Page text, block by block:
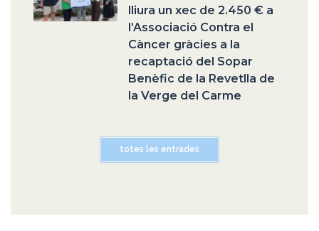
lliura un xec de 2.450 € a
l’Associació Contra el
Càncer gràcies a la
recaptació del Sopar
Benèfic de la Revetlla de
la Verge del Carme
totes les entrades